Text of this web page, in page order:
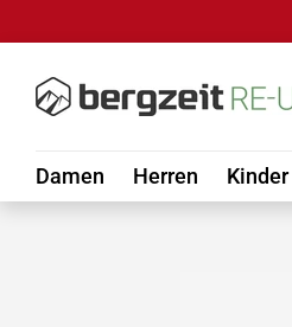
Damen Herren Kinder